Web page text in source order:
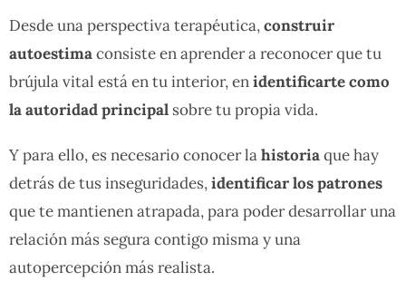
Desde una perspectiva terapéutica,construir
autoestimaconsiste en aprender a reconocer que tu
brújula vital está en tu interior, enidentificarte como
la autoridad principal sobre tu propia vida.
Y para ello, es necesario conocer lahistoriaque hay
detrás de tus inseguridades,identificar los patrones
que te mantienen atrapada, para poder desarrollar una
relación más segura contigo misma y una
autopercepción más realista.